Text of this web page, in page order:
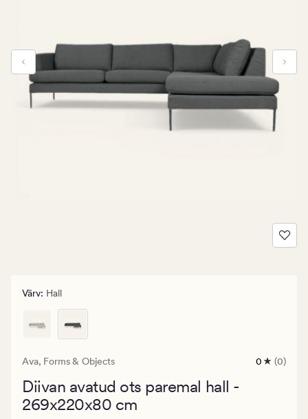
Värv: Hall
Ava, Forms & Objects
0
0 (0)
Diivan avatud ots paremal hall -
269x220x80 cm